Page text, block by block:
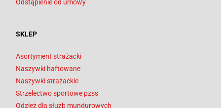
Odstąpienie od umowy
SKLEP
Asortyment strażacki
Naszywki haftowane
Naszywki strażackie
Strzelectwo sportowe pzss
Odzież dla służb mundurowych